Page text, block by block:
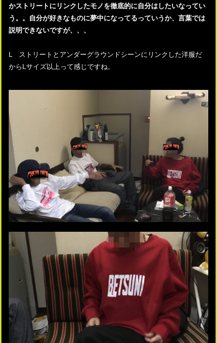
かストリートにリンクしたモノを徹底的に自分はしたいなってい
う。。自分が好きなものに夢中になってるっていうか、言葉では
説明できないですが、、、
L ストリートとアンダーグラウンドシーンにリンクした洋服だ
からLサイズ以上って感じですね。